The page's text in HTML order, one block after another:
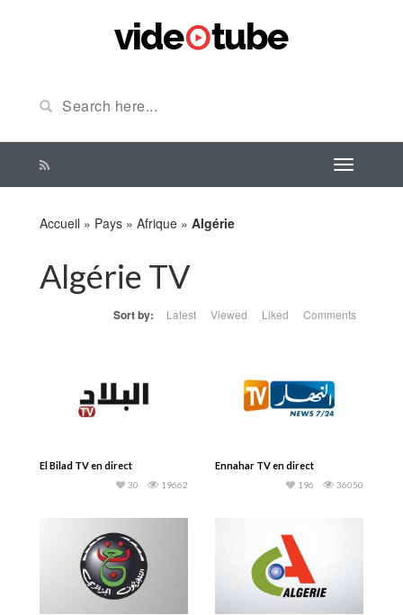
Accueil » Pays » Afrique » Algérie
Algérie TV
Sort by: Latest Viewed Liked Comments
El Bilad TV en direct
19662
30
Ennahar TV en direct
36050
196